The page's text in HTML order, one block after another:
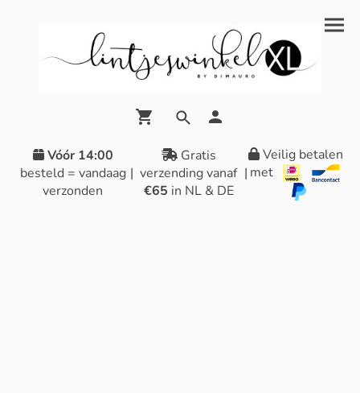
Vóór 14:00
besteld = vandaag
verzonden
|
Gratis
verzending vanaf
€65 in NL & DE
|
Veilig betalen
met